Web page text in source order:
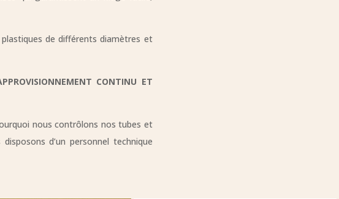
de différents diamètres et
CONTINU ET
nous contrôlons nos tubes et
d’un personnel technique